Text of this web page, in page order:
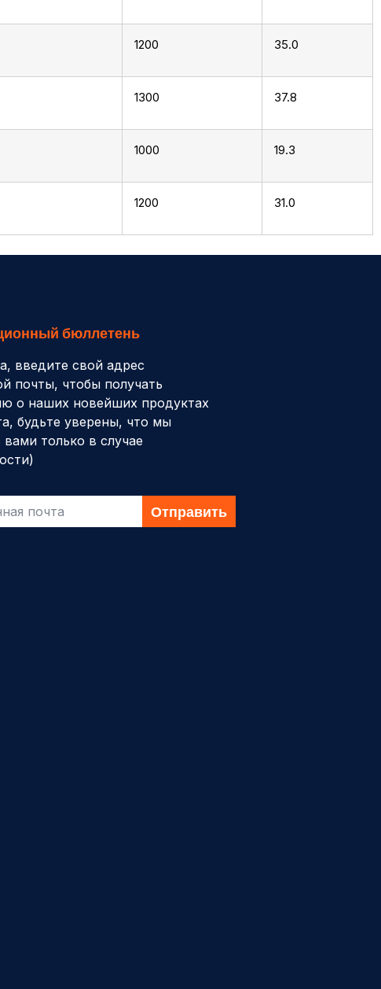
1200 35.0
1300 37.8
1000 19.3
1200 31.0
бюллетень
введите свой адрес
почты, чтобы получать
о наших новейших продуктах
будьте уверены, что мы
только в случае
Отправить